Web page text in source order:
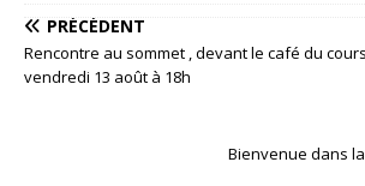
PRÉCÉDENT
Rencontre au sommet , devant le café du
vendredi 13 août à 18h
Bienvenue dans